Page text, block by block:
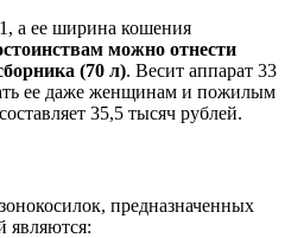
а ее ширина кошения
можно отнести
(70 л). Весит аппарат 33
ее даже женщинам и пожилым
35,5 тысяч рублей.
предназначенных
являются: